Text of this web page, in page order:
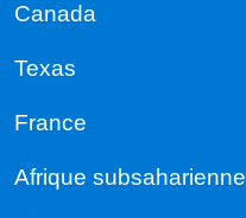
Canada
Texas
France
Afrique subsaharienne